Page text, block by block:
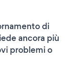
di
ancora più
problemi o